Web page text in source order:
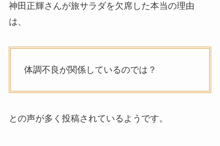
神田正輝さんが旅サラダを欠席した本当の理由
は、
体調不良が関係しているのでは？
との声が多く投稿されているようです。